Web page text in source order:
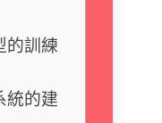
的訓練
統的建